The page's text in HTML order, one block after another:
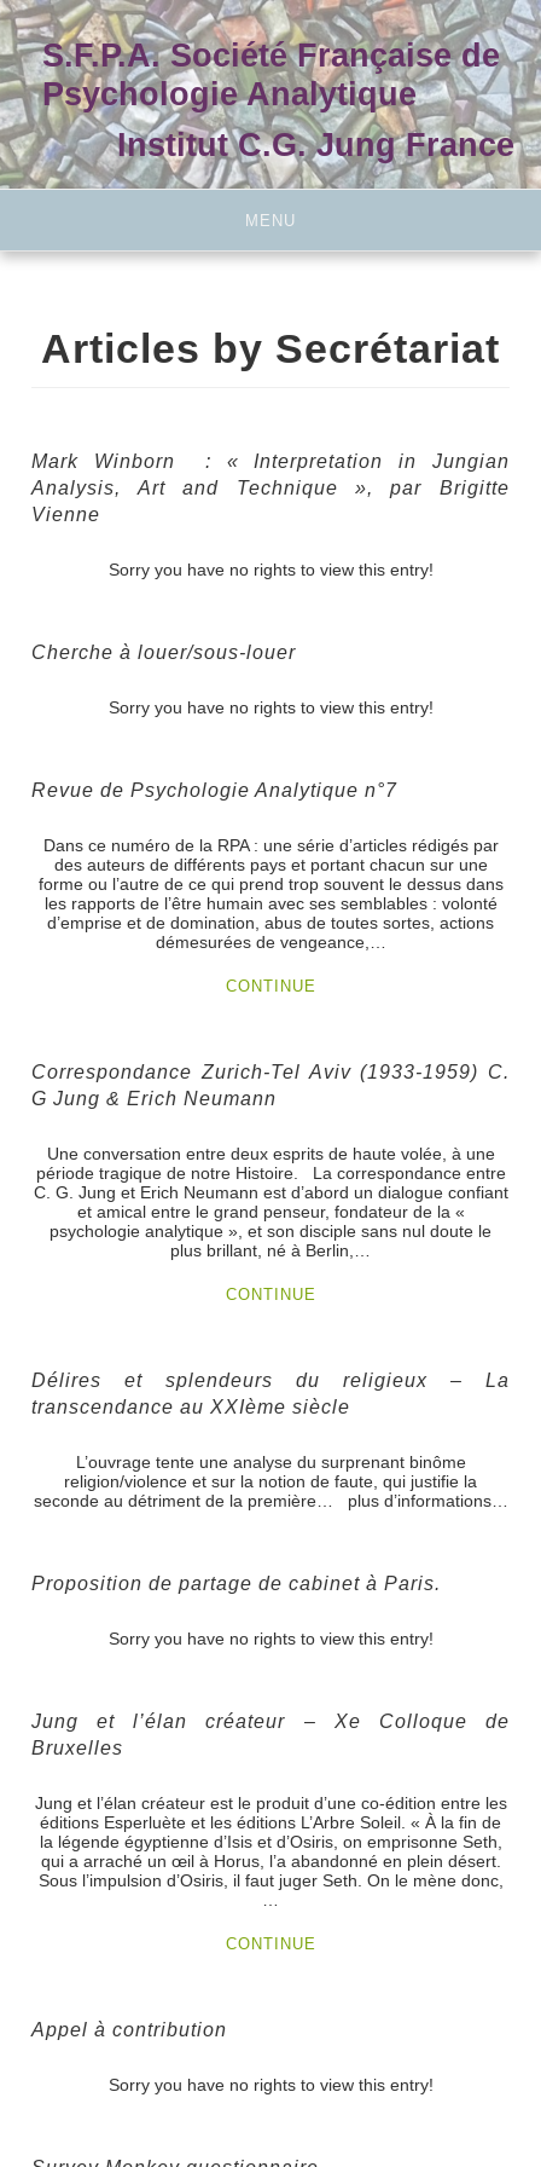
Skip
to
contentS.F.P.A. Société Française de
Psychologie Analytique
Institut C.G. Jung France
MENU
Articles by Secrétariat
Mark Winborn : « Interpretation in Jungian
Analysis, Art and Technique », par Brigitte
Vienne
Sorry you have no rights to view this entry!
Cherche à louer/sous-louer
Sorry you have no rights to view this entry!
Revue de Psychologie Analytique n°7
Dans ce numéro de la RPA : une série d’articles rédigés par
des auteurs de différents pays et portant chacun sur une
forme ou l’autre de ce qui prend trop souvent le dessus dans
les rapports de l’être humain avec ses semblables : volonté
d’emprise et de domination, abus de toutes sortes, actions
démesurées de vengeance,…
CONTINUE
Correspondance Zurich-Tel Aviv (1933-1959) C.
G Jung & Erich Neumann
Une conversation entre deux esprits de haute volée, à une
période tragique de notre Histoire. La correspondance entre
C. G. Jung et Erich Neumann est d’abord un dialogue confiant
et amical entre le grand penseur, fondateur de la «
psychologie analytique », et son disciple sans nul doute le
plus brillant, né à Berlin,…
CONTINUE
Délires et splendeurs du religieux – La
transcendance au XXIème siècle
L’ouvrage tente une analyse du surprenant binôme
religion/violence et sur la notion de faute, qui justifie la
seconde au détriment de la première… plus d’informations…
Proposition de partage de cabinet à Paris.
Sorry you have no rights to view this entry!
Jung et l’élan créateur – Xe Colloque de
Bruxelles
Jung et l’élan créateur est le produit d’une co-édition entre les
éditions Esperluète et les éditions L’Arbre Soleil. « À la fin de
la légende égyptienne d’Isis et d’Osiris, on emprisonne Seth,
qui a arraché un œil à Horus, l’a abandonné en plein désert.
Sous l’impulsion d’Osiris, il faut juger Seth. On le mène donc,
CONTINUE
Appel à contribution
Sorry you have no rights to view this entry!